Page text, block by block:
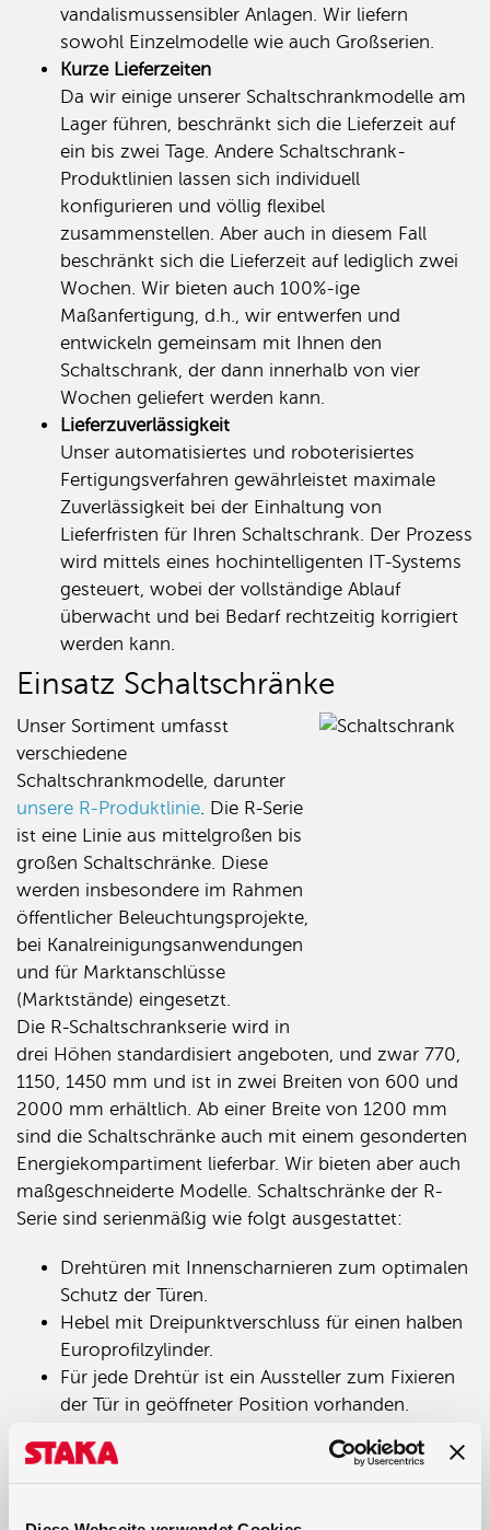
vandalismussensibler Anlagen. Wir liefern
sowohl Einzelmodelle wie auch Großserien.
Kurze Lieferzeiten
Da wir einige unserer Schaltschrankmodelle am
Lager führen, beschränkt sich die Lieferzeit auf
ein bis zwei Tage. Andere Schaltschrank-
Produktlinien lassen sich individuell
konfigurieren und völlig flexibel
zusammenstellen. Aber auch in diesem Fall
beschränkt sich die Lieferzeit auf lediglich zwei
Wochen. Wir bieten auch 100%-ige
Maßanfertigung, d.h., wir entwerfen und
entwickeln gemeinsam mit Ihnen den
Schaltschrank, der dann innerhalb von vier
Wochen geliefert werden kann.
Lieferzuverlässigkeit
Unser automatisiertes und roboterisiertes
Fertigungsverfahren gewährleistet maximale
Zuverlässigkeit bei der Einhaltung von
Lieferfristen für Ihren Schaltschrank. Der Prozess
wird mittels eines hochintelligenten IT-Systems
gesteuert, wobei der vollständige Ablauf
überwacht und bei Bedarf rechtzeitig korrigiert
werden kann.
Einsatz Schaltschränke
Unser Sortiment umfasst
verschiedene
Schaltschrankmodelle, darunter
unsere R-Produktlinie . Die R-Serie
ist eine Linie aus mittelgroßen bis
großen Schaltschränke. Diese
werden insbesondere im Rahmen
öffentlicher Beleuchtungsprojekte,
bei Kanalreinigungsanwendungen
und für Marktanschlüsse
(Marktstände) eingesetzt.
Die R-Schaltschrankserie wird in
drei Höhen standardisiert angeboten, und zwar 770,
1150, 1450 mm und ist in zwei Breiten von 600 und
2000 mm erhältlich. Ab einer Breite von 1200 mm
sind die Schaltschränke auch mit einem gesonderten
Energiekompartiment lieferbar. Wir bieten aber auch
maßgeschneiderte Modelle. Schaltschränke der R-
Serie sind serienmäßig wie folgt ausgestattet:
Drehtüren mit Innenscharnieren zum optimalen
Schutz der Türen.
Hebel mit Dreipunktverschluss für einen halben
Europrofilzylinder.
Für jede Drehtür ist ein Aussteller zum Fixieren
der Tür in geöffneter Position vorhanden.
Kompartiment, Montage auf Drehstiften.
Drehtür und Rumpf sind mit